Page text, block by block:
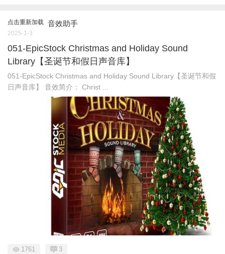
点击重新加载 音效助手
2025-1-3
051-EpicStock Christmas and Holiday Sound
Library【圣诞节和假日声音库】
051-EpicStock Christmas and Holiday Sound Library【圣诞节和假
日声音库】 音效简介： Christ ...
1761 3